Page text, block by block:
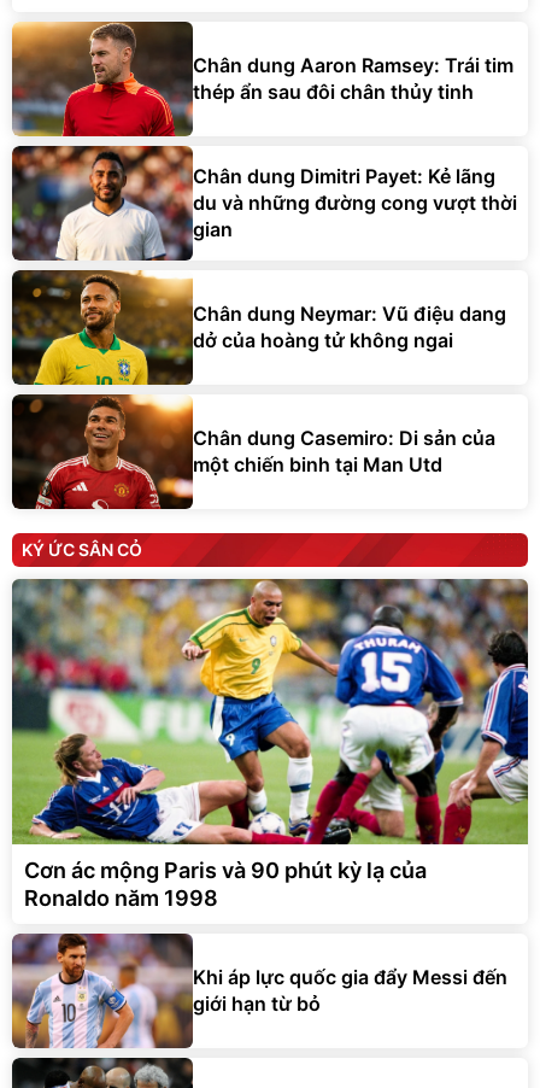
Chân dung Aaron Ramsey: Trái tim
thép ẩn sau đôi chân thủy tinh
Chân dung Dimitri Payet: Kẻ lãng
du và những đường cong vượt thời
gian
Chân dung Neymar: Vũ điệu dang
dở của hoàng tử không ngai
Chân dung Casemiro: Di sản của
một chiến binh tại Man Utd
KÝ ỨC SÂN CỎ
Cơn ác mộng Paris và 90 phút kỳ lạ của
Ronaldo năm 1998
Khi áp lực quốc gia đẩy Messi đến
giới hạn từ bỏ